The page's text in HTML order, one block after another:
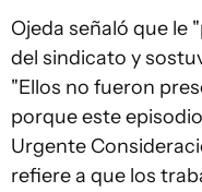
Ojeda señaló que le
del sindicato y
"Ellos no fueron
porque este
Urgente
refiere a que los